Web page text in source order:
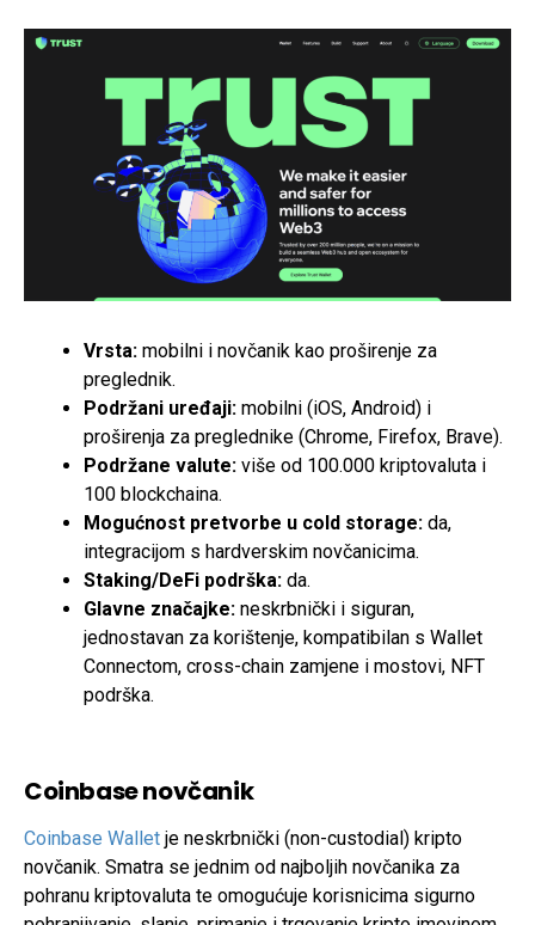
Vrsta: mobilni i novčanik kao proširenje za
preglednik.
Podržani uređaji: mobilni (iOS, Android) i
proširenja za preglednike (Chrome, Firefox, Brave).
Podržane valute: više od 100.000 kriptovaluta i
100 blockchaina.
Mogućnost pretvorbe u cold storage: da,
integracijom s hardverskim novčanicima.
Staking/DeFi podrška: da.
Glavne značajke: neskrbnički i siguran,
jednostavan za korištenje, kompatibilan s Wallet
Connectom, cross-chain zamjene i mostovi, NFT
podrška.
Coinbase novčanik
Coinbase Wallet je neskrbnički (non-custodial) kripto
novčanik. Smatra se jednim od najboljih novčanika za
pohranu kriptovaluta te omogućuje korisnicima sigurno